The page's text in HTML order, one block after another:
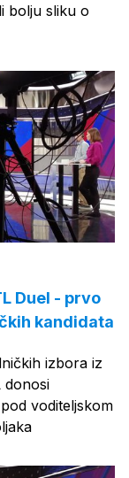
bolju sliku o
Duel - prvo
kandidata
izbora iz
donosi
voditeljskom